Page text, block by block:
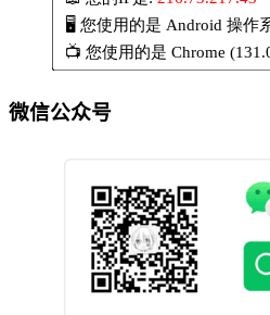
微信公众号